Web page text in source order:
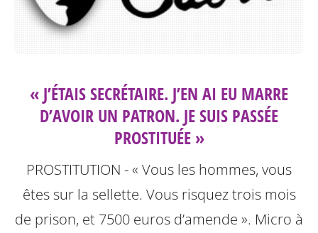
« J’ÉTAIS SECRÉTAIRE. J’EN AI EU MARRE
D’AVOIR UN PATRON. JE SUIS PASSÉE
PROSTITUÉE »
PROSTITUTION - « Vous les hommes, vous
êtes sur la sellette. Vous risquez trois mois
de prison, et 7500 euros d’amende ». Micro à